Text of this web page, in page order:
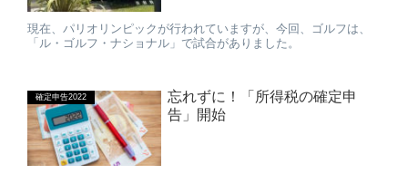
現在、パリオリンピックが行われていますが、今回、ゴルフは、
「ル・ゴルフ・ナショナル」で試合がありました。
確定申告2022
忘れずに！「所得税の確定申
告」開始